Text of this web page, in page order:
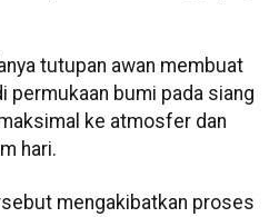
tutupan awan membuat
permukaan bumi pada siang
ke atmosfer dan
hari.
mengakibatkan proses